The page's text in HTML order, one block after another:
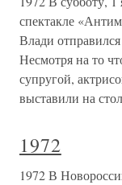
спектакле
Влади
Несмотря на то
супругой,
выставили на
1972
1972 В